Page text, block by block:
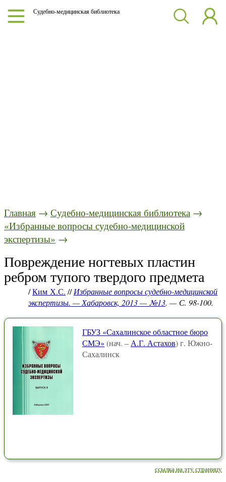
Судебно-медицинская библиотека
Главная → Судебно-медицинская библиотека →
«Избранные вопросы судебно-медицинской
экспертизы» →
Повреждение ногтевых пластин
ребром тупого твердого предмета
/Ким Х.С. //Избранные вопросы судебно-медицинской
экспертизы. — Хабаровск, 2013 — №13. — С. 98-100.
ГБУЗ «Сахалинское областное бюро
СМЭ» (нач. – А.Г. Астахов) г. Южно-
Сахалинск
ссылка на эту страницу